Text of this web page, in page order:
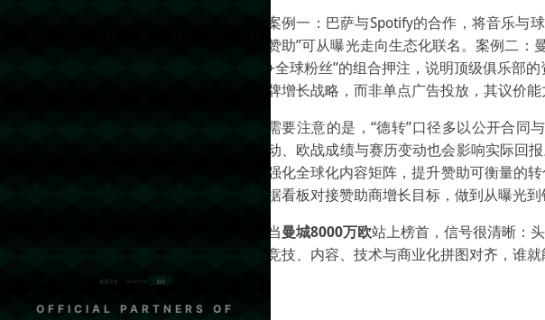
案例一：巴萨与Spotify的合作，将音乐与
赞助”可从曝光走向生态化联名。案例二
+全球粉丝”的组合押注，说明顶级俱乐部
牌增长战略，而非单点广告投放，其议价能
需要注意的是，“德转”口径多以公开合
动、欧战成绩与赛历变动也会影响实际回
强化全球化内容矩阵，提升赞助可衡量的
据看板对接赞助商增长目标，做到从曝光到
当曼城8000万欧站上榜首，信号很清晰：
竞技、内容、技术与商业化拼图对齐，谁